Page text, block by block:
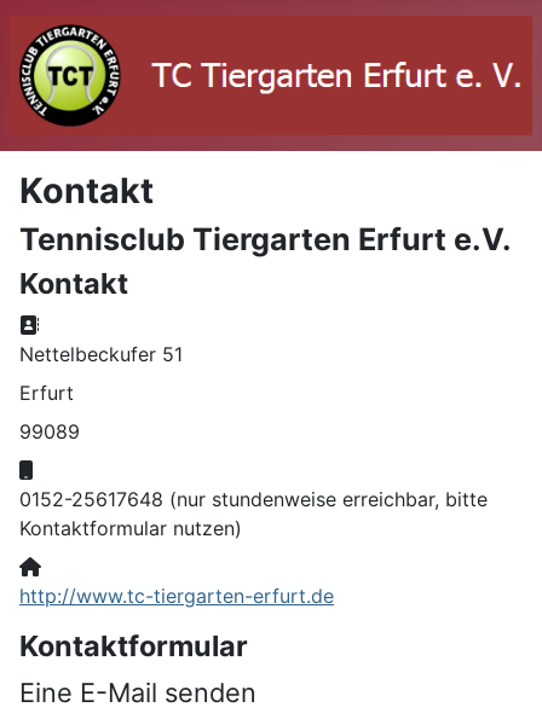
Kontakt
Tennisclub Tiergarten Erfurt e.V.
Kontakt
Adresse:
Nettelbeckufer 51
Erfurt
99089
0152-25617648 (nur stundenweise erreichbar, bitte
Kontaktformular nutzen)
Website:
http://www.tc-tiergarten-erfurt.de
Kontaktformular
Eine E-Mail senden